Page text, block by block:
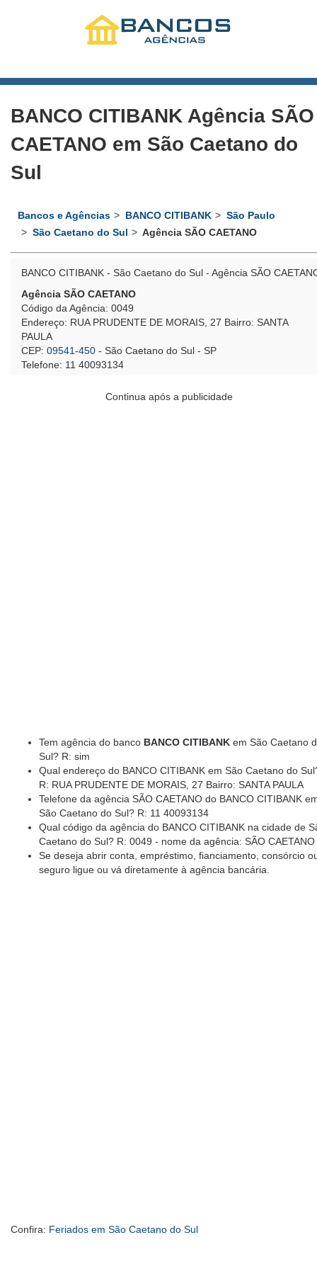
BANCO CITIBANK Agência SÃO
CAETANO em São Caetano do
Sul
Bancos e Agências BANCO CITIBANK
São Paulo
São Caetano do Sul
Agência SÃO CAETANO
BANCO CITIBANK - São Caetano do Sul - Agência SÃO
Agência SÃO CAETANO
Código da Agência: 0049
Endereço: RUA PRUDENTE DE MORAIS, 27 Bairro: SANTA
PAULA
CEP: 09541-450 - São Caetano do Sul - SP
Telefone: 11 40093134
Continua após a publicidade
Tem agência do banco BANCO CITIBANK em São Caetano
Sul? R: sim
Qual endereço do BANCO CITIBANK em São Caetano do
R: RUA PRUDENTE DE MORAIS, 27 Bairro: SANTA PAULA
Telefone da agência SÃO CAETANO do BANCO CITIBANK
São Caetano do Sul? R: 11 40093134
Qual código da agência do BANCO CITIBANK na cidade de
Caetano do Sul? R: 0049 - nome da agência: SÃO CAETANO
Se deseja abrir conta, empréstimo, fianciamento, consórcio
seguro ligue ou vá diretamente à agência bancária.
Confira: Feriados em São Caetano do Sul